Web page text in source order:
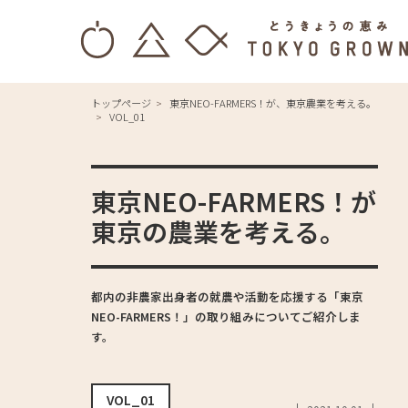
トップページ
東京NEO-FARMERS！が、東京農業を考える。
VOL_01
東京NEO-FARMERS！が
東京の農業を考える。
都内の非農家出身者の就農や活動を応援する「東京
NEO-FARMERS！」の取り組みについてご紹介しま
す。
VOL_01